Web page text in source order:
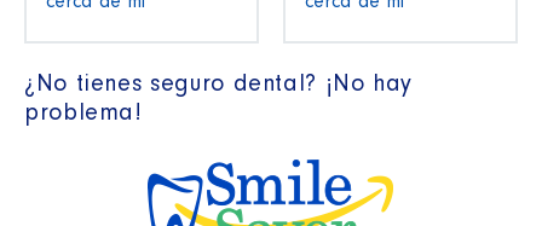
¿No tienes seguro dental? ¡No hay
problema!